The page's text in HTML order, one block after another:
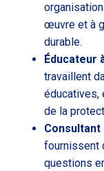
œuvre et à
durable.
Éducateur
travaillent
éducatives,
de la
fournissent
questions